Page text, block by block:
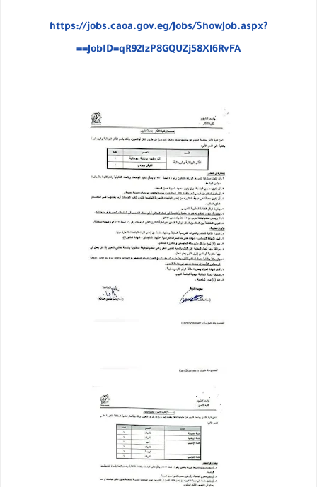
https://jobs.caoa.gov.eg/Jobs/ShowJob.aspx?
JobID=qR92IzP8GQUZj58Xl6RvFA==